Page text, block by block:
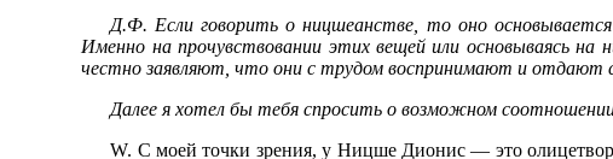
Д.Ф. Если говорить о ницшеанстве, то оно
Именно на прочувствовании этих вещей или основываясь
честно заявляют, что они с трудом воспринимают и отдают
Далее я хотел бы тебя спросить о возможном
W. С моей точки зрения, у Ницше Дионис — это